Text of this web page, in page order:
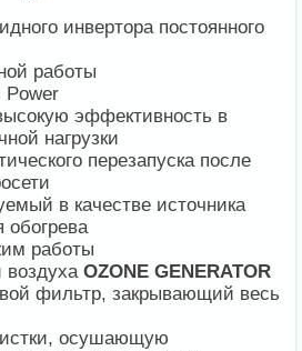
инвертора постоянного
работы
Power
эффективность в
нагрузки
перезапуска после
в качестве источника
обогрева
работы
воздухаOZONE GENERATOR
фильтр, закрывающий весь
осушающую